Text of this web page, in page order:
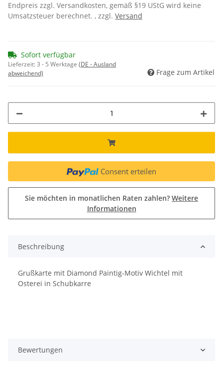
Endpreis zzgl. Versandkosten, gemäß §19 UStG wird keine
Umsatzsteuer berechnet. , zzgl. Versand
Sofort verfügbar
Lieferzeit:3 - 5 Werktage (DE - Ausland
abweichend)
Frage zum Artikel
Consent erteilen
Sie möchten in monatlichen Raten zahlen? Weitere
Informationen
Beschreibung
Grußkarte mit Diamond Paintig-Motiv Wichtel mit
Osterei in Schubkarre
Bewertungen